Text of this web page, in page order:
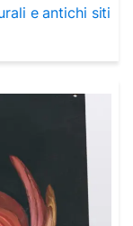
e antichi siti